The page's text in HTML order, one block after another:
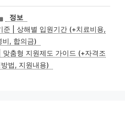
카
테
고
리
정보
준 | 상해별 입원기간 (+치료비용,
비, 합의금)
춤형 지원제도 가이드 (+자격조
법, 지원내용)